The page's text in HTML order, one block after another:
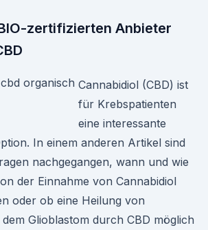
zertifizierten Anbieter
Cannabidiol (CBD) ist
für Krebspatienten
eine interessante
In einem anderen Artikel sind
nachgegangen, wann und wie
der Einnahme von Cannabidiol
oder ob eine Heilung von
Glioblastom durch CBD möglich